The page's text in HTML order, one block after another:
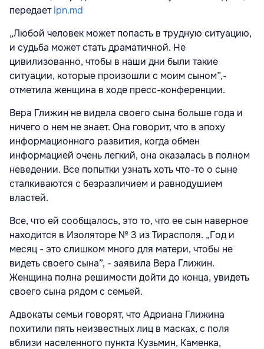
передаетipn.md
„Любой человек может попасть в трудную ситуацию,
и судьба может стать драматичной. Не
цивилизованно, чтобы в наши дни были такие
ситуации, которые произошли с моим сыном”,-
отметила женщина в ходе пресс-конференции.
Вера Глижин не видела своего сына больше года и
ничего о нем не знает. Она говорит, что в эпоху
информационного развития, когда обмен
информацией очень легкий, она оказалась в полном
неведении. Все попытки узнать хоть что-то о сыне
сталкиваются с безразличием и равнодушием
властей.
Все, что ей сообщалось, это то, что ее сын наверное
находится в Изоляторе № 3 из Тирасполя. „Год и
месяц - это слишком много для матери, чтобы не
видеть своего сына”, - заявила Вера Глижин.
Женщина полна решимости дойти до конца, увидеть
своего сына рядом с семьей.
Адвокаты семьи говорят, что Адриана Глижина
похитили пять неизвестных лиц в масках, с поля
вблизи населенного пункта Кузьмин, Каменка,